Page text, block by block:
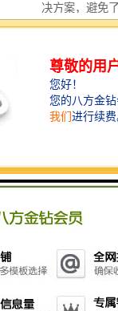
决方案，避免
理念。
安全与美观的
市政围挡的设
之间寻找较佳